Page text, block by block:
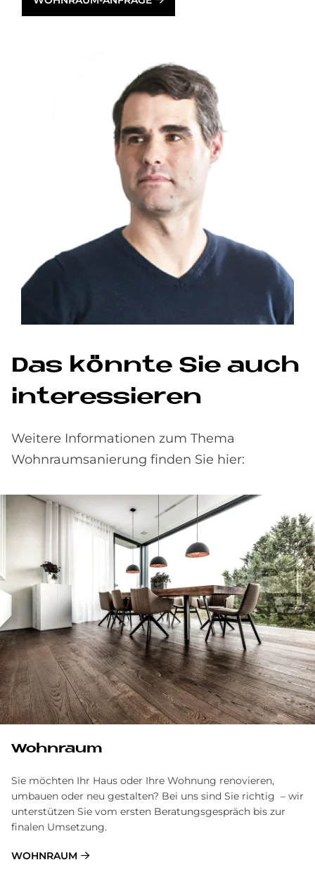
Das könnte Sie auch
interessieren
Weitere Informationen zum Thema
Wohnraumsanierung finden Sie hier:
Wohnraum
Sie möchten Ihr Haus oder Ihre Wohnung renovieren,
umbauen oder neu gestalten? Bei uns sind Sie richtig – wir
unterstützen Sie vom ersten Beratungsgespräch bis zur
finalen Umsetzung.
WOHNRAUM